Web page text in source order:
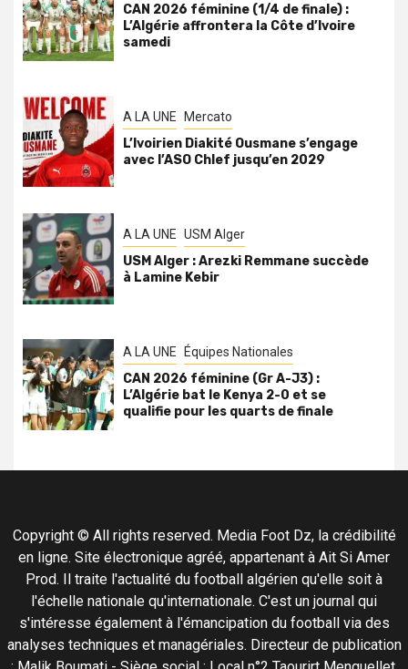
CAN 2026 féminine (1/4 de finale) :
L’Algérie affrontera la Côte d’Ivoire
samedi
A LA UNE Mercato
L’Ivoirien Diakité Ousmane s’engage
avec l’ASO Chlef jusqu’en 2029
A LA UNE USM Alger
USM Alger : Arezki Remmane succède
à Lamine Kebir
A LA UNE Équipes Nationales
CAN 2026 féminine (Gr A-J3) :
L’Algérie bat le Kenya 2-0 et se
qualifie pour les quarts de finale
Copyright © All rights reserved. Media Foot Dz, la crédibilité
en ligne. Site électronique agréé, appartenant à Ait Si Amer
Prod. Il traite l'actualité du football algérien qu'elle soit à
l'échelle nationale qu'internationale. C'est un journal qui
s'intéresse également à l'émancipation du football via des
analyses techniques et managériales. Directeur de publication